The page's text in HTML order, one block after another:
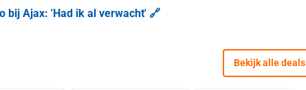
bij Ajax: 'Had ik al verwacht' 🔗
Bekijk alle deals